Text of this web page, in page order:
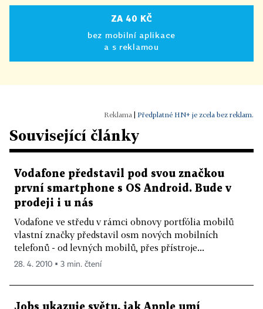
ZA 40 KČ
bez mobilní aplikace
a s reklamou
Předplatné HN+ je zcela bez reklam.
Související články
Vodafone představil pod svou značkou
první smartphone s OS Android. Bude v
prodeji i u nás
Vodafone ve středu v rámci obnovy portfólia mobilů
vlastní značky představil osm nových mobilních
telefonů - od levných mobilů, přes přístroje...
28. 4. 2010 ▪ 3 min. čtení
Jobs ukazuje světu, jak Apple umí